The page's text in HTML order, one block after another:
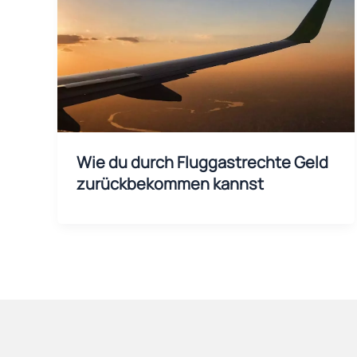
Wie du durch Fluggastrechte Geld
zurückbekommen kannst